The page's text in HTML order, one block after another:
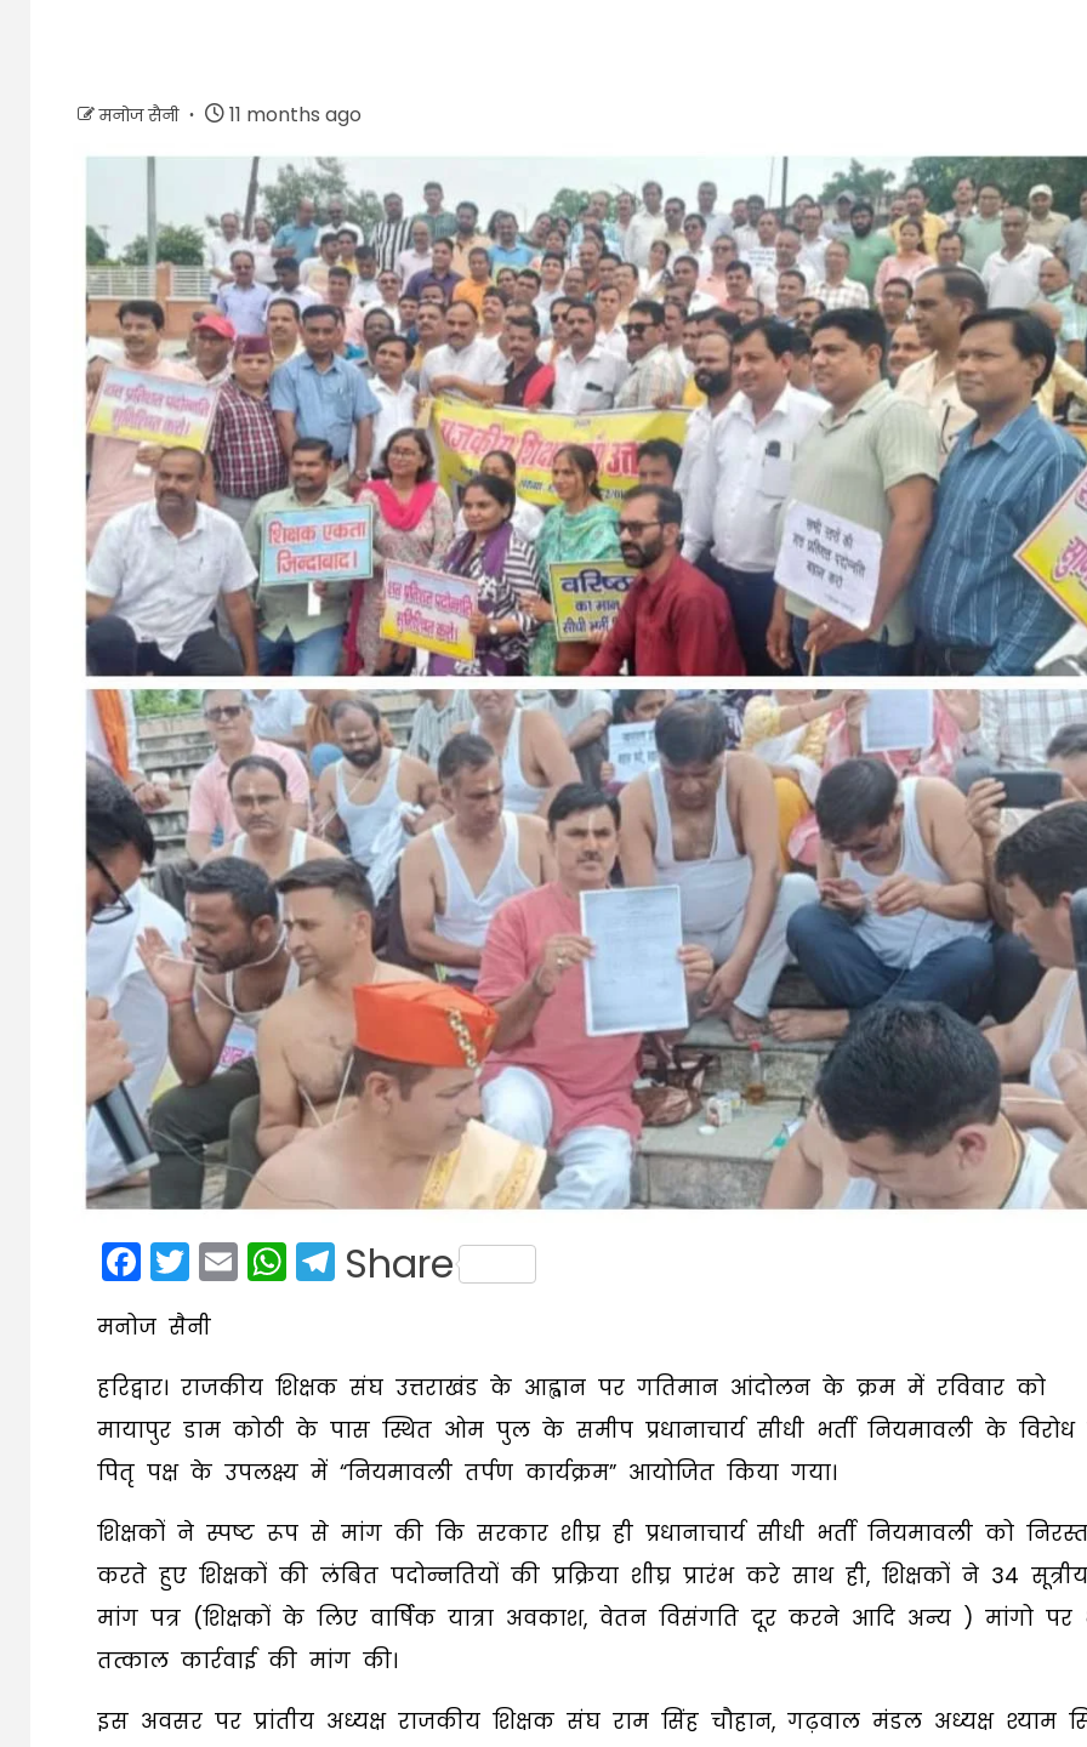
मनोज सैनी 11 months ago
Facebook
Twitter
EmailWhatsApp
Telegram
Share
मनोज सैनी
हरिद्वार। राजकीय शिक्षक संघ उत्तराखंड के आह्वान पर गतिमान आंदोलन के क्रम में रविवार को
मायापुर डाम कोठी के पास स्थित ओम पुल के समीप प्रधानाचार्य सीधी भर्ती नियमावली के
पितृ पक्ष के उपलक्ष्य में “नियमावली तर्पण कार्यक्रम” आयोजित किया गया।
शिक्षकों ने स्पष्ट रूप से मांग की कि सरकार शीघ्र ही प्रधानाचार्य सीधी भर्ती नियमावली को
करते हुए शिक्षकों की लंबित पदोन्नतियों की प्रक्रिया शीघ्र प्रारंभ करे साथ ही, शिक्षकों ने 34 सूत्रीय
मांग पत्र (शिक्षकों के लिए वार्षिक यात्रा अवकाश, वेतन विसंगति दूर करने आदि अन्य ) मांगो पर
तत्काल कार्रवाई की मांग की।
इस अवसर पर प्रांतीय अध्यक्ष राजकीय शिक्षक संघ राम सिंह चौहान, गढ़वाल मंडल अध्यक्ष श्याम